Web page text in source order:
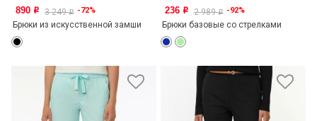
890 o 3 249o -72%
Брюки из искусственной замши
236 o 2 989o -92%
Брюки базовые со стрелками